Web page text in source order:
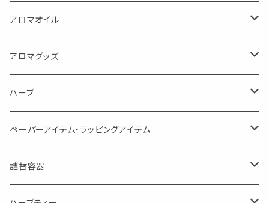
蒸し暑い夏やリフレッシュに
消臭に（用途：空間や衣服）
FLOWER LESO. フラワレソット
Kiyome LESO. キヨメ レソット
体感-4℃ !? 薄荷をブレンドしたアロマスプレー
AroMachi アロマチ 町の香り
Mask&Pillow Aroma
アロマオイル
エッセンシャルオイル
シングル
ブレンド
キャリアオイル
アロマグッズ
エッセンシャルオイル
ディフューザー
ハーブ
サシェ・香り袋
ハーブティー
シングル
ペーパーアイテム・ラッピングアイテム
シーリングワックス シール
詰替容器